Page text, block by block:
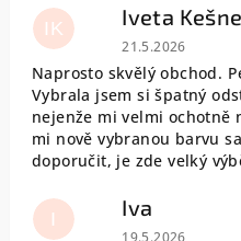
IK Iveta
Hodnocení
21.5.2026
Naprosto skvělý obchod.
Vybrala jsem si špatný
nejenže mi velmi ochotně
mi nově vybranou barvu
doporučit, je zde velký
I Iva
Hodnocení
19.5.2026